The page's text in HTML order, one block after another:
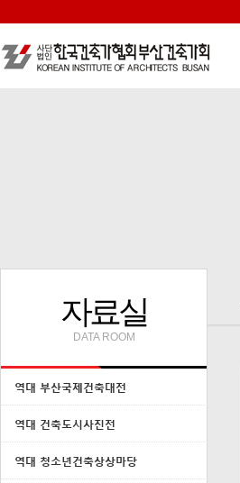
자료실
DATA ROOM
역대 부산국제건축대전
역대 건축도시사진전
역대 청소년건축상상마당